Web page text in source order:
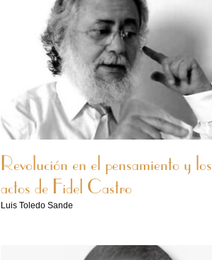
Revolución en el pensamiento y los
actos de Fidel Castr​o
Luis Toledo Sande